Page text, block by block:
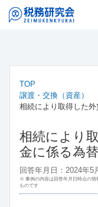
TOP
譲渡・交換（資産）
相続により取得した
相続により
金に係る為
回答年月日：2024年5
※ 事例の内容は回答年月日時点の情
ものです